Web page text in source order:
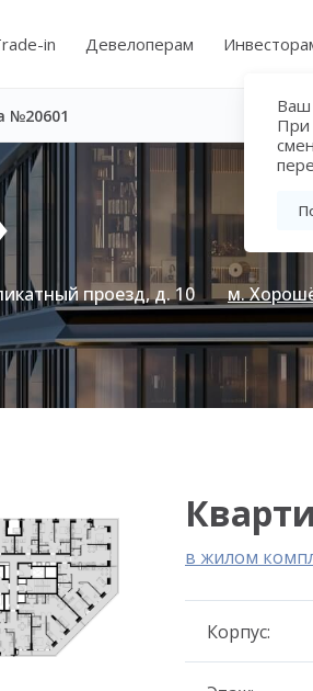
in Девелоперам
Ваш
При
№20601
проезд, д. 10 м.
в жилом
Корпус: